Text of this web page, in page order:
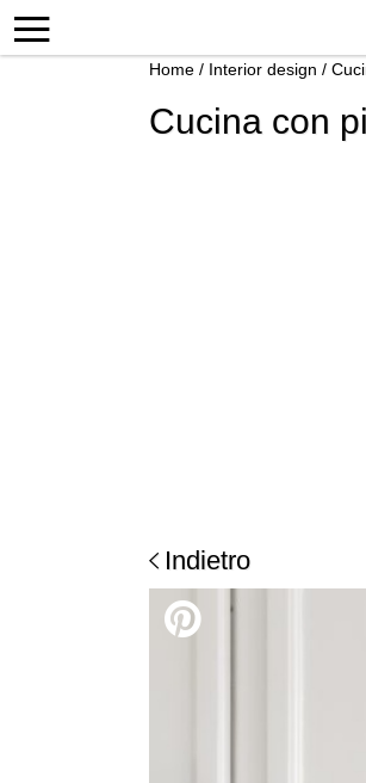
Home / Interior design /
Cucina con
Indietro